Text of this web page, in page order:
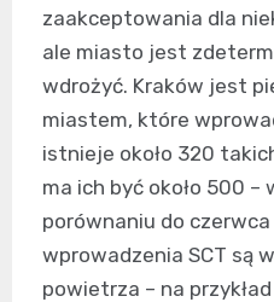
zaakceptowania dla
ale miasto jest
wdrożyć. Kraków jest
miastem, które
istnieje około 320
ma ich być około 500 –
porównaniu do
wprowadzenia SCT są
powietrza – na